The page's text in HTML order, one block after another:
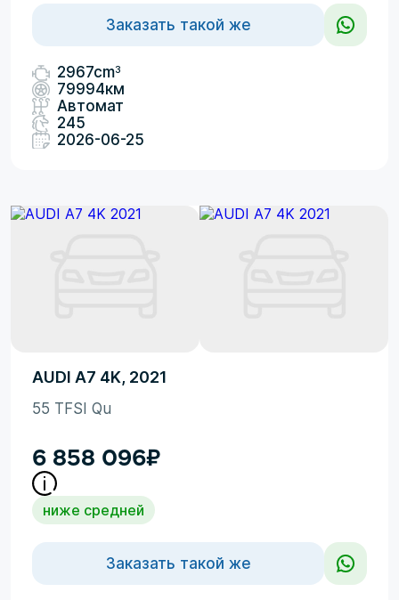
Заказать такой же
2967cm3
79994км
Автомат
245
2026-06-25
AUDI A7 4K, 2021
55 TFSI Qu
6 858 096₽
ниже средней
Заказать такой же